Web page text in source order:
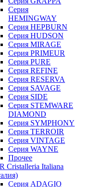
Серия
HEMINGWAY
Серия HEPBURN
Серия HUDSON
Серия MIRAGE
Серия PRIMEUR
Серия PURE
Серия REFINE
Серия RESERVA
Серия SAVAGE
Серия SIDE
Серия STEMWARE
DIAMOND
Серия SYMPHONY
Серия TERROIR
Серия VINTAGE
Серия WAYNE
Прочее
Cristalleria Italiana
Серия ADAGIO